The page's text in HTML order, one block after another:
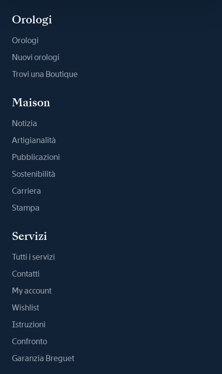
Orologi
Orologi
Nuovi orologi
Trovi una Boutique
Maison
Notizia
Artigianalità
Pubblicazioni
Sostenibilità
Carriera
Stampa
Servizi
Tutti i servizi
Contatti
My account
Wishlist
Istruzioni
Confronto
Garanzia Breguet